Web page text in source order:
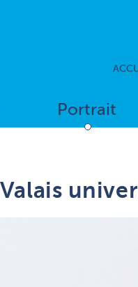
Portrait